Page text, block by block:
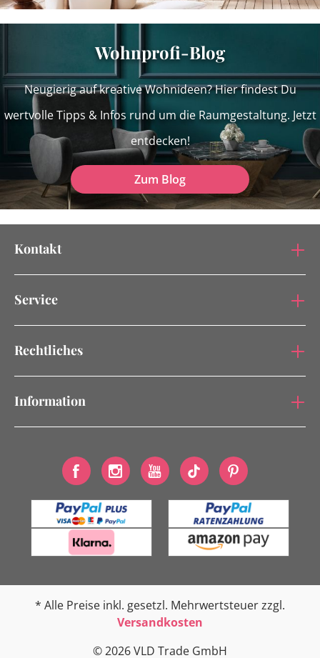
Wohnprofi-Blog
Neugierig auf kreative Wohnideen? Hier findest Du
wertvolle Tipps & Infos rund um die Raumgestaltung. Jetzt
entdecken!
Zum Blog
Kontakt
Service
Rechtliches
Information
* Alle Preise inkl. gesetzl. Mehrwertsteuer zzgl.
Versandkosten
© 2026 VLD Trade GmbH